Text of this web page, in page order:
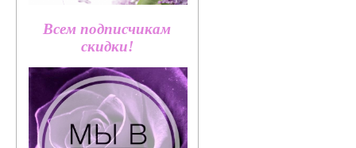
Всем подписчикам
скидки!